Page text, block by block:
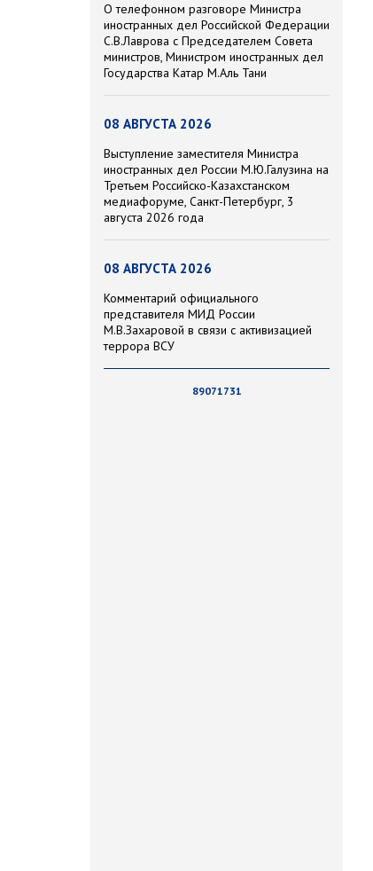
О телефонном разговоре Министра
иностранных дел Российской Федерации
С.В.Лаврова с Председателем Совета
министров, Министром иностранных дел
Государства Катар М.Аль Тани
08 АВГУСТА 2026
Выступление заместителя Министра
иностранных дел России М.Ю.Галузина на
Третьем Российско-Казахстанском
медиафоруме, Санкт-Петербург, 3
августа 2026 года
08 АВГУСТА 2026
Комментарий официального
представителя МИД России
М.В.Захаровой в связи с активизацией
террора ВСУ
89071731